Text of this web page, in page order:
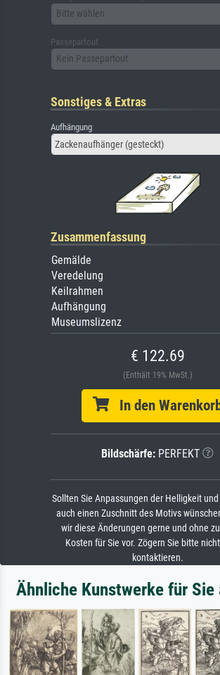
Bitte wählen
Passepartout
Kein Passepartout
Sonstiges & Extras
Aufhängung
Zackenaufhänger (gesteckt)
Zusammenfassung
Gemälde
Veredelung
Keilrahmen
Aufhängung
Museumslizenz
€ 122.69
(Enthält 19% MwSt.)
In den
Bildschärfe: PERFEKT
Sollten Sie Anpassungen der Helligkeit
auch einen Zuschnitt des Motivs
wir diese Änderungen gerne und ohne
Kosten für Sie vor. Zögern Sie bitte
kontaktieren.
Ähnliche Kunstwerke für Sie